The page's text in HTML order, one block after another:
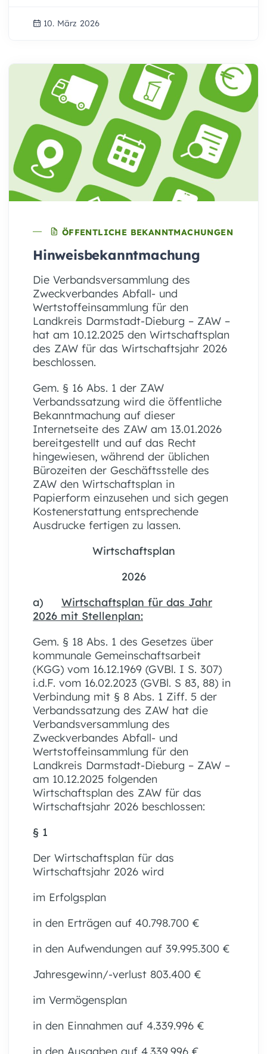
10. März 2026
ÖFFENTLICHE BEKANNTMACHUNGEN
Hinweisbekanntmachung
Die Verbandsversammlung des
Zweckverbandes Abfall- und
Wertstoffeinsammlung für den
Landkreis Darmstadt-Dieburg – ZAW –
hat am 10.12.2025 den Wirtschaftsplan
des ZAW für das Wirtschaftsjahr 2026
beschlossen.
Gem. § 16 Abs. 1 der ZAW
Verbandssatzung wird die öffentliche
Bekanntmachung auf dieser
Internetseite des ZAW am 13.01.2026
bereitgestellt und auf das Recht
hingewiesen, während der üblichen
Bürozeiten der Geschäftsstelle des
ZAW den Wirtschaftsplan in
Papierform einzusehen und sich gegen
Kostenerstattung entsprechende
Ausdrucke fertigen zu lassen.
Wirtschaftsplan
2026
a) Wirtschaftsplan für das Jahr
2026 mit Stellenplan:
Gem. § 18 Abs. 1 des Gesetzes über
kommunale Gemeinschaftsarbeit
(KGG) vom 16.12.1969 (GVBl. I S. 307)
i.d.F. vom 16.02.2023 (GVBl. S 83, 88) in
Verbindung mit § 8 Abs. 1 Ziff. 5 der
Verbandssatzung des ZAW hat die
Verbandsversammlung des
Zweckverbandes Abfall- und
Wertstoffeinsammlung für den
Landkreis Darmstadt-Dieburg – ZAW –
am 10.12.2025 folgenden
Wirtschaftsplan des ZAW für das
Wirtschaftsjahr 2026 beschlossen:
§ 1
Der Wirtschaftsplan für das
Wirtschaftsjahr 2026 wird
im Erfolgsplan
in den Erträgen auf 40.798.700 €
in den Aufwendungen auf 39.995.300 €
Jahresgewinn/-verlust 803.400 €
im Vermögensplan
in den Einnahmen auf 4.339.996 €